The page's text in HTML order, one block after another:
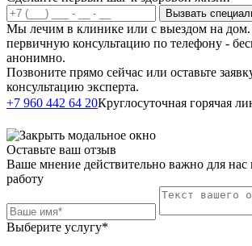
Вызвать
Мы лечим в клинике или с выездом на
первичную консультацию по телефону -
анонимно.
Позвоните прямо сейчас или оставьте
консультацию эксперта.
+7 960 442 64 20Круглосуточная горячая
Оставьте ваш отзыв
Ваше мнение действительно важно для
работу
Выберите услугу*